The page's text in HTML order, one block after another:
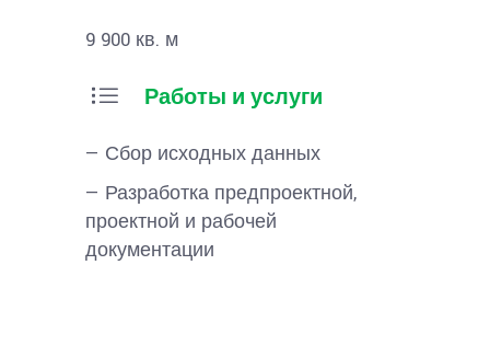
9 900 кв. м
Работы и услуги
— Сбор исходных данных
— Разработка предпроектной,
проектной и рабочей
документации